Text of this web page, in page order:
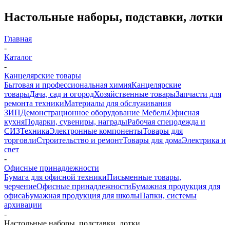
Настольные наборы, подставки, лотки
Главная
-
Каталог
-
Канцелярские товары
Бытовая и профессиональная химияКанцелярские
товарыДача, сад и огородХозяйственные товарыЗапчасти для
ремонта техникиМатериалы для обслуживания
ЗИПДемонстрационное оборудование МебельОфисная
кухняПодарки, сувениры, наградыРабочая спецодежда и
СИЗТехникаЭлектронные компонентыТовары для
торговлиСтроительство и ремонтТовары для домаЭлектрика и
свет
-
Офисные принадлежности
Бумага для офисной техникиПисьменные товары,
черчениеОфисные принадлежностиБумажная продукция для
офисаБумажная продукция для школыПапки, системы
архивации
-
Настольные наборы, подставки, лотки